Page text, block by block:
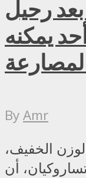
رحيل
يمكنه
ByAmr
الخفيف،